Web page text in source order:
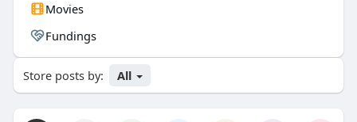
Movies
Fundings
Store posts by: All